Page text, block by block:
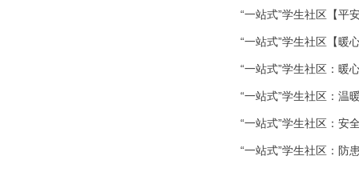
“一站式”学生社区【平
“一站式”学生社区【暖
“一站式”学生社区：
“一站式”学生社区：温
“一站式”学生社区：
“一站式”学生社区：防